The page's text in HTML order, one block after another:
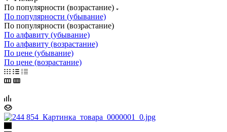
По популярности (возрастание)
По популярности (убывание)
По популярности (возрастание)
По алфавиту (убывание)
По алфавиту (возрастание)
По цене (убывание)
По цене (возрастание)